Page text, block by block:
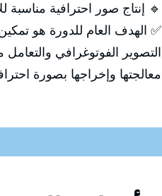
🔹 إنتاج صور احترافية مناسبة
✅ الهدف العام للدورة هو
التصوير الفوتوغرافي
معالجتها وإخراجها بصورة